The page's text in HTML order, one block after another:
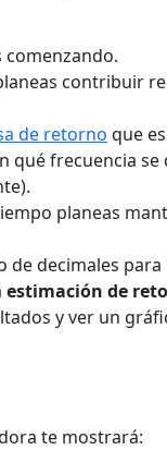
contribuir
de retorno que
qué frecuencia
planeas
de decimales
estimación de
y ver un
te mostrará: